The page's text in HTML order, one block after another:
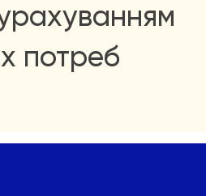
потреб